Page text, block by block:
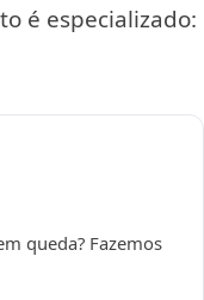
é especializado:
queda? Fazemos